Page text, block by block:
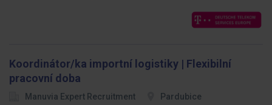
Koordinátor/ka importní logistiky | Flexibilní
pracovní doba
Manuvia Expert Recruitment
Pardubice